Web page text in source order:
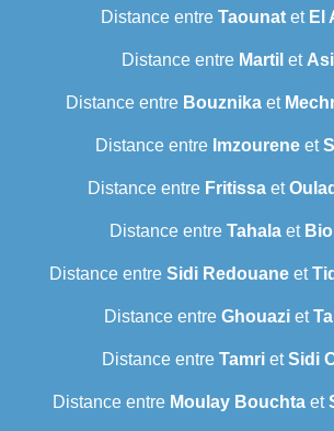
Distance entre Taounat et El
Distance entre Martil et
Distance entre Bouznika et
Distance entre Imzoureneet
Distance entre Fritissa et
Distance entre Tahalaet
Distance entre Sidi Redouaneet
Distance entre Ghouazi et
Distance entre TamrietSidi
Distance entre Moulay Bouchtaet